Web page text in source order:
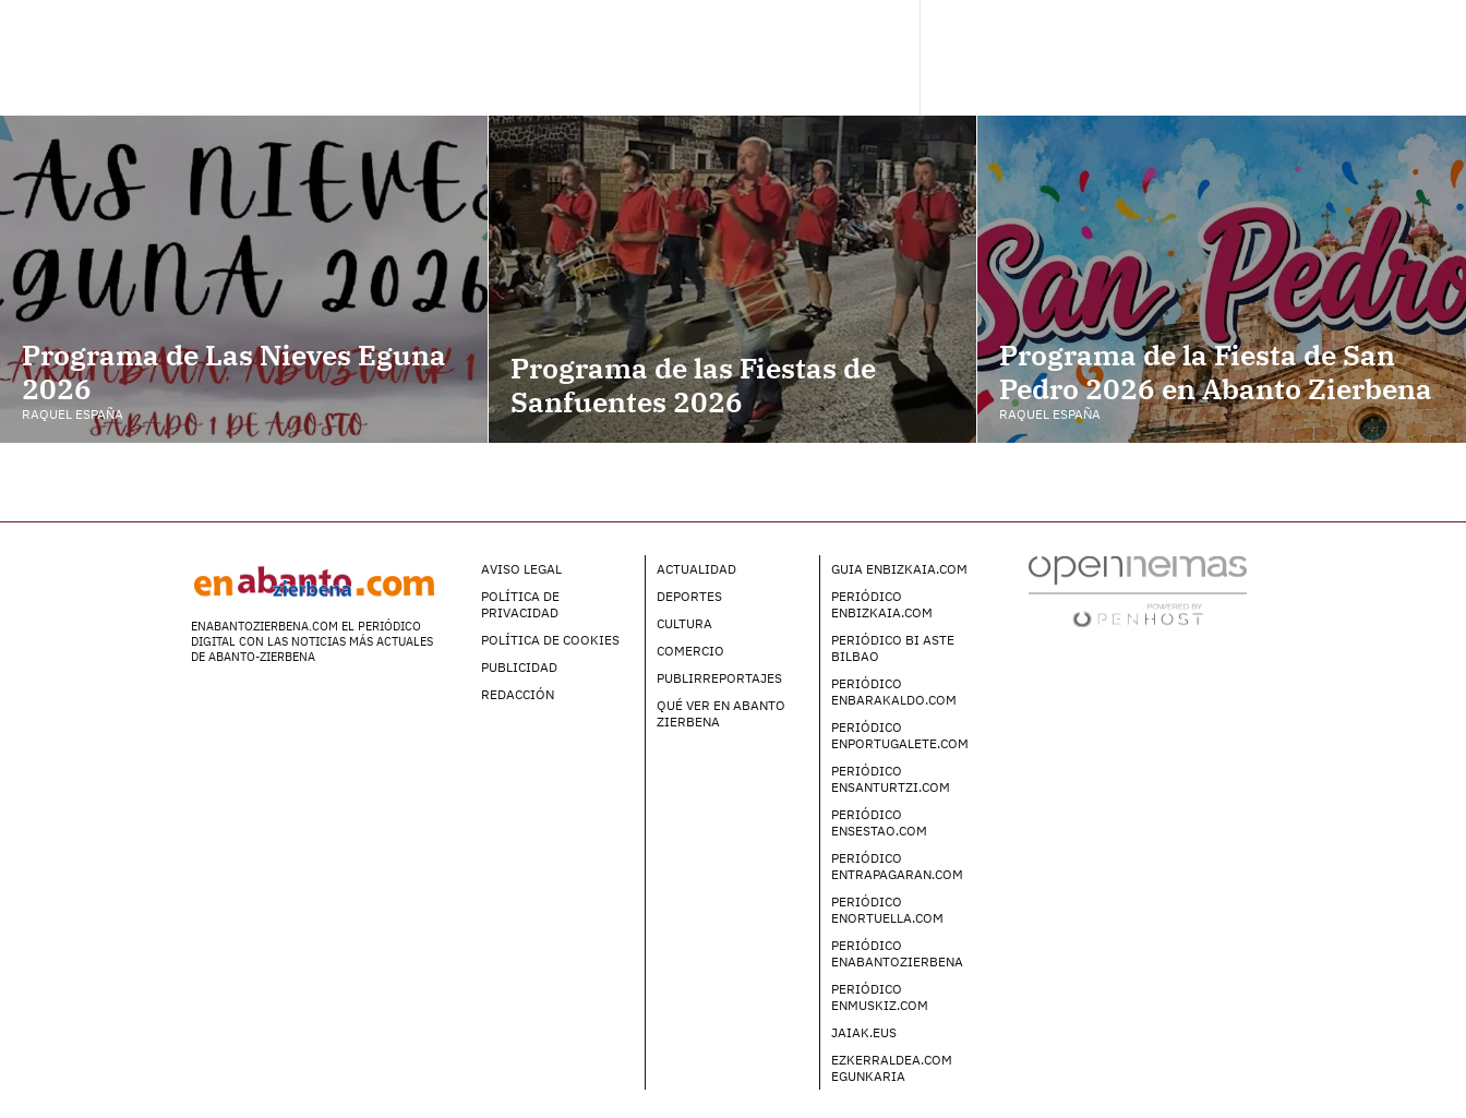
Programa de Las Nieves Eguna
2026
RAQUEL ESPAÑA
Programa de las Fiestas de
Sanfuentes 2026
Programa de la Fiesta de San
Pedro 2026 en Abanto Zierbena
RAQUEL ESPAÑA
ENABANTOZIERBENA.COM EL PERIÓDICO
DIGITAL CON LAS NOTICIAS MÁS ACTUALES
DE ABANTO-ZIERBENA
AVISO LEGAL
POLÍTICA DE
PRIVACIDAD
POLÍTICA DE COOKIES
PUBLICIDAD
REDACCIÓN
ACTUALIDAD
DEPORTES
CULTURA
COMERCIO
PUBLIRREPORTAJES
QUÉ VER EN ABANTO
ZIERBENA
GUIA ENBIZKAIA.COM
PERIÓDICO
ENBIZKAIA.COM
PERIÓDICO BI ASTE
BILBAO
PERIÓDICO
ENBARAKALDO.COM
PERIÓDICO
ENPORTUGALETE.COM
PERIÓDICO
ENSANTURTZI.COM
PERIÓDICO
ENSESTAO.COM
PERIÓDICO
ENTRAPAGARAN.COM
PERIÓDICO
ENORTUELLA.COM
PERIÓDICO
ENABANTOZIERBENA
PERIÓDICO
ENMUSKIZ.COM
JAIAK.EUS
EZKERRALDEA.COM
EGUNKARIA